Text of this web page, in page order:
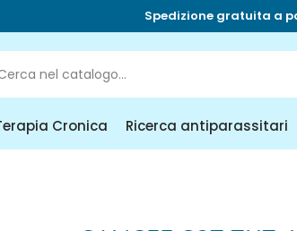
Spedizione gratuita a
Cronica Ricerca antiparassitari